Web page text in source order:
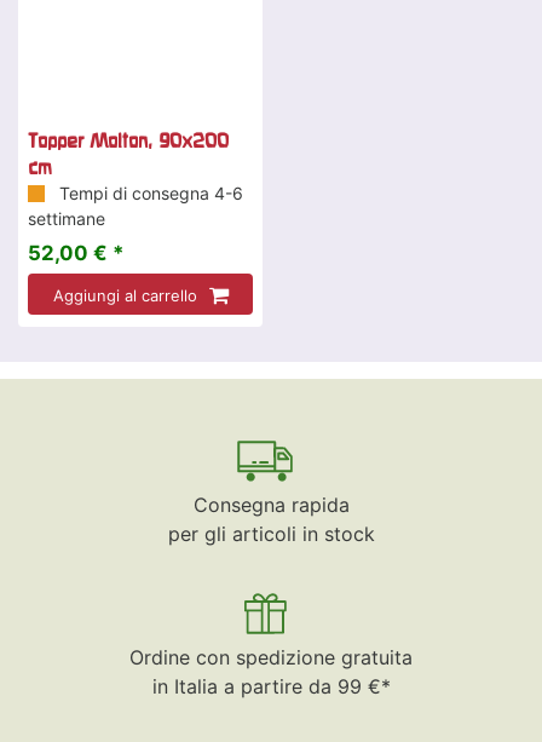
Topper Molton, 90x200
cm
Tempi di consegna 4-6
settimane
52,00 € *
Aggiungi al carrello
Consegna rapida
per gli articoli in stock
Ordine con spedizione gratuita
in Italia a partire da 99 €*